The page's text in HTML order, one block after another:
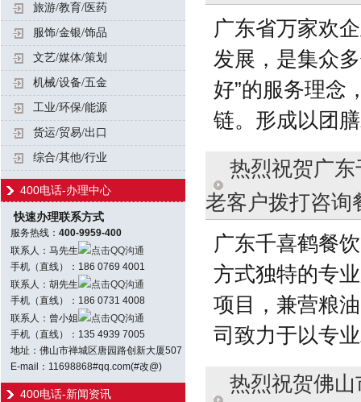
旅游/教育/医药
服饰/金银/饰品
文艺/媒体/策划
机械/设备/五金
工业/环保/能源
货运/贸易/出口
综合/其他/行业
400电话-办理中心
快速办理联系方式
服务热线： 400-9959-400
联系人：马先生
点击QQ沟通
手机（直线）：186 0769 4001
联系人：胡先生
点击QQ沟通
手机（直线）：186 0731 4008
联系人：曾小姐
点击QQ沟通
手机（直线）：135 4939 7005
地址：佛山市禅城区唐园路创新大厦507
E-mail：11698868#qq.com(#改@)
400电话-新闻资讯
广东省万家欢
发展，是集众
好”的服务理念
链。形成以团
热烈祝贺广
老客户拨打咨询
广东千喜鹤餐
方式独特的专
项目，兼营粮
司致力于以专
热烈祝贺佛